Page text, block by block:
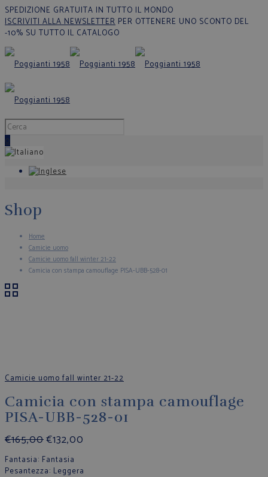
SPEDIZIONE GRATUITA IN TUTTO IL MONDO
ISCRIVITI ALLA NEWSLETTER PER OTTENERE UNO SCONTO DEL
-10% SU TUTTO IL CATALOGO
0
Shop
Home
Camicie uomo
Camicie uomo fall winter 21-22
Camicia con stampa camouflage PISA-UBB-528-01
Camicie uomo fall winter 21-22
Camicia con stampa camouflage
PISA-UBB-528-01
€165,00€132,00
Fantasia: Fantasia
Pesantezza: Leggera